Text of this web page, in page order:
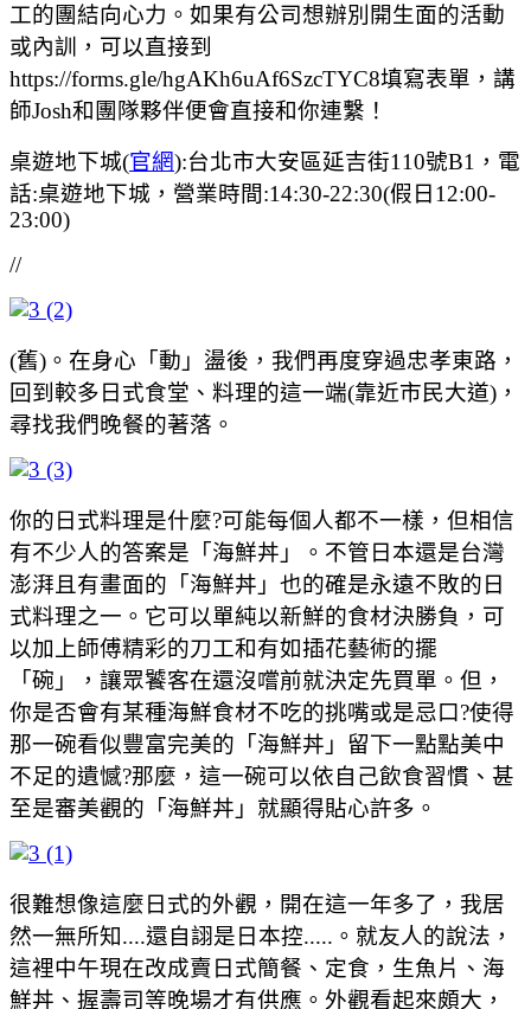
工的團結向心力。如果有公司想辦別開生面的活動
或內訓，可以直接到
https://forms.gle/hgAKh6uAf6SzcTYC8填寫表單，講
師Josh和團隊夥伴便會直接和你連繫！
桌遊地下城(官網):台北市大安區延吉街110號B1，電
話:桌遊地下城，營業時間:14:30-22:30(假日12:00-
23:00)
//
(舊)。在身心「動」盪後，我們再度穿過忠孝東路，
回到較多日式食堂、料理的這一端(靠近市民大道)，
尋找我們晚餐的著落。
你的日式料理是什麼?可能每個人都不一樣，但相信
有不少人的答案是「海鮮丼」。不管日本還是台灣
澎湃且有畫面的「海鮮丼」也的確是永遠不敗的日
式料理之一。它可以單純以新鮮的食材決勝負，可
以加上師傅精彩的刀工和有如插花藝術的擺
「碗」，讓眾饕客在還沒嚐前就決定先買單。但，
你是否會有某種海鮮食材不吃的挑嘴或是忌口?使得
那一碗看似豐富完美的「海鮮丼」留下一點點美中
不足的遺憾?那麼，這一碗可以依自己飲食習慣、甚
至是審美觀的「海鮮丼」就顯得貼心許多。
很難想像這麼日式的外觀，開在這一年多了，我居
然一無所知....還自詡是日本控.....。就友人的說法，
這裡中午現在改成賣日式簡餐、定食，生魚片、海
鮮丼、握壽司等晚場才有供應。外觀看起來頗大，